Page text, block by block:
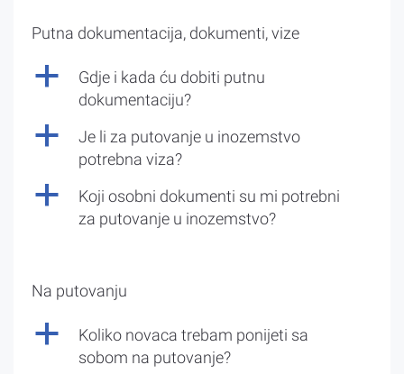
Putna dokumentacija, dokumenti, vize
a
Gdje i kada ću dobiti putnu
dokumentaciju?
a
Je li za putovanje u inozemstvo
potrebna viza?
a
Koji osobni dokumenti su mi potrebni
za putovanje u inozemstvo?
Na putovanju
a
Koliko novaca trebam ponijeti sa
sobom na putovanje?